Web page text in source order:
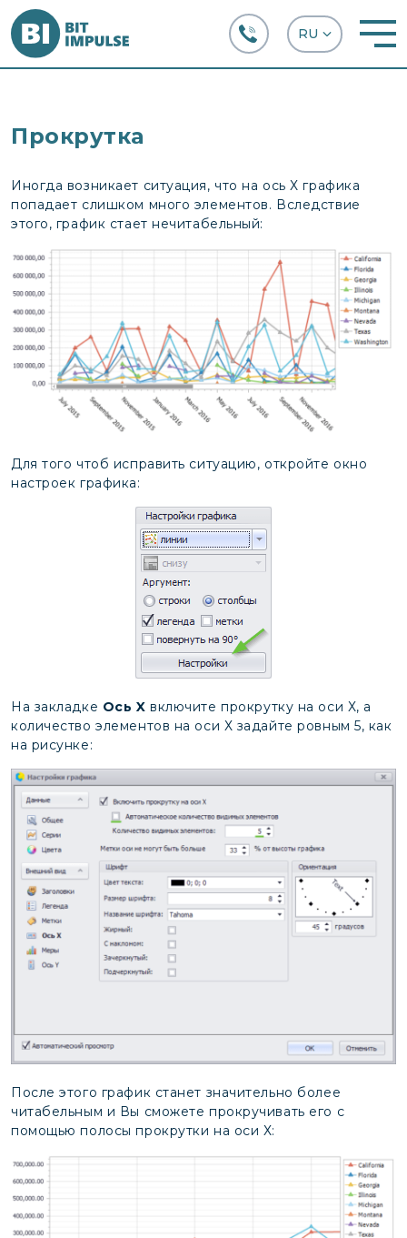
Прокрутка
Иногда возникает ситуация, что на ось Х графика
попадает слишком много элементов. Вследствие
этого, график стает нечитабельный:
Для того чтоб исправить ситуацию, откройте окно
настроек графика:
На закладке Ось X включите прокрутку на оси Х, а
количество элементов на оси Х задайте ровным 5, как
на рисунке:
После этого график станет значительно более
читабельным и Вы сможете прокручивать его с
помощью полосы прокрутки на оси Х: